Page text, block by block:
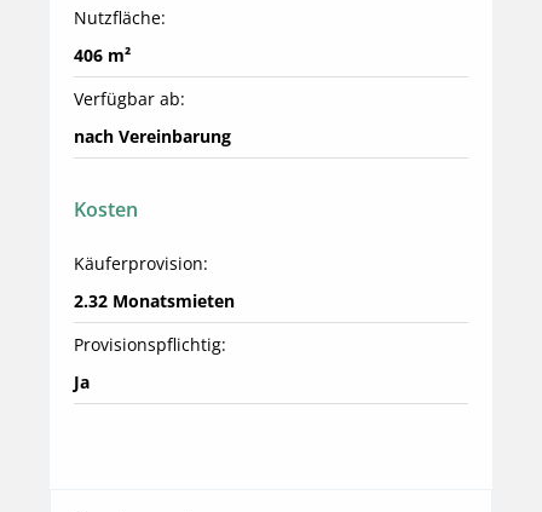
Nutzfläche:
406 m²
Verfügbar ab:
nach Vereinbarung
Kosten
Käuferprovision:
2.32 Monatsmieten
Provisionspflichtig:
Ja